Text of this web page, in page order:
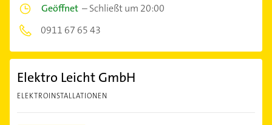
Geöffnet –Schließt um 20:00
0911 67 65 43
Elektro Leicht GmbH
ELEKTROINSTALLATIONEN